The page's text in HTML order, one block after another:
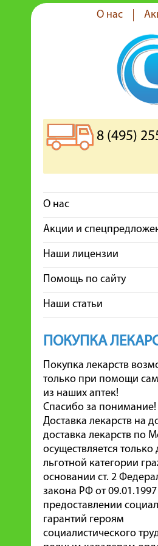
О нас
8 (495)
О нас
Акции и
Наши лицензии
Помощь по сайту
Наши статьи
ПОКУПКА
Покупка лекарств
только при помощи
из наших аптек!
Спасибо за понимание!
Доставка лекарств на
доставка лекарств по
осуществляется только
льготной категории
основании ст. 2
закона РФ от
предоставлении
гарантий героям
социалистического